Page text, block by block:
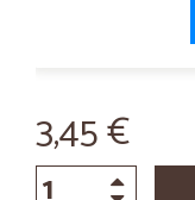
3,45 €